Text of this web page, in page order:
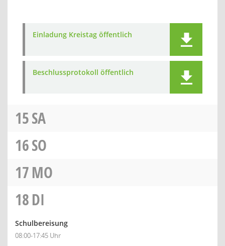
Einladung Kreistag öffentlich
Beschlussprotokoll öffentlich
15SA
16SO
17MO
18DI
Schulbereisung
08:00-17:45 Uhr